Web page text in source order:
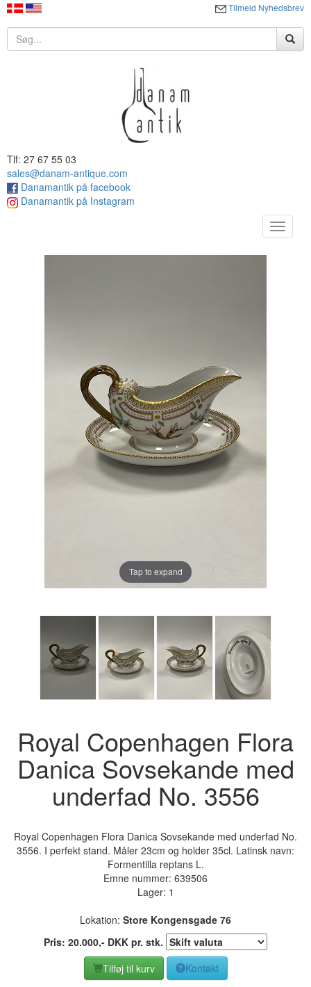
Tilmeld Nyhedsbrev
Tlf: 27 67 55 03
sales@danam-antique.com
Danamantik på facebook
Danamantik på Instagram
Toggle
Tap to expand
Royal Copenhagen Flora
Danica Sovsekande med
underfad No. 3556
Royal Copenhagen Flora Danica Sovsekande med underfad No.
3556. I perfekt stand. Måler 23cm og holder 35cl. Latinsk navn:
Formentilla reptans L.
Emne nummer: 639506
Lager: 1
Lokation: Store Kongensgade 76
Pris: 20.000,- DKK pr. stk.
Tilføj til kurv
Kontakt